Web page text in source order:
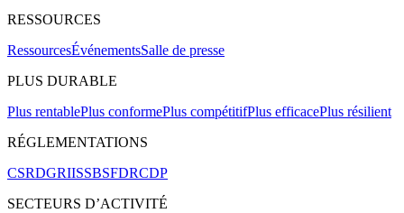
RESSOURCES
RessourcesÉvénementsSalle de presse
PLUS DURABLE
Plus rentablePlus conformePlus compétitifPlus efficacePlus résilient
RÉGLEMENTATIONS
CSRDGRIISSBSFDRCDP
SECTEURS D’ACTIVITÉ